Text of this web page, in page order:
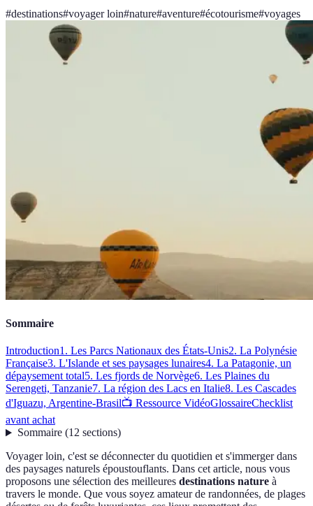
#destinations#voyager loin#nature#aventure#écotourisme#voyages
Sommaire
Introduction1. Les Parcs Nationaux des États-Unis2. La Polynésie
Française3. L'Islande et ses paysages lunaires4. La Patagonie, un
dépaysement total5. Les fjords de Norvège6. Les Plaines du
Serengeti, Tanzanie7. La région des Lacs en Italie8. Les Cascades
d'Iguazu, Argentine-Brasil📺 Ressource VidéoGlossaireChecklist
avant achat
Sommaire(12 sections)
Voyager loin, c'est se déconnecter du quotidien et s'immerger dans
des paysages naturels époustouflants. Dans cet article, nous vous
proposons une sélection des meilleures destinations nature à
travers le monde. Que vous soyez amateur de randonnées, de plages